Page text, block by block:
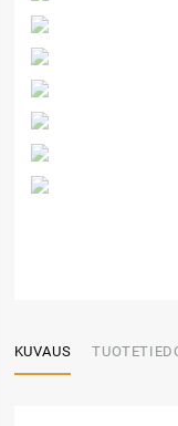
KUVAUS